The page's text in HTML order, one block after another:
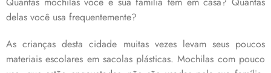
delas você usa frequentemente?
As crianças desta cidade muitas vezes levam seus poucos
materiais escolares em sacolas plásticas. Mochilas com pouco